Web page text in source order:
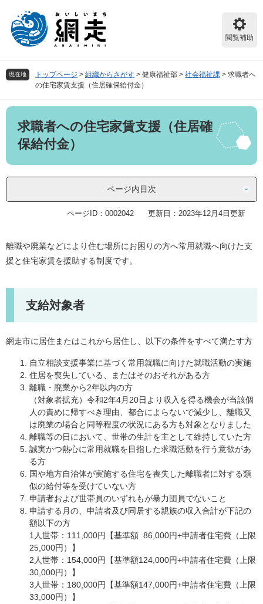
頭
で
飛
ば
閲覧補助
現在地 トップページ > 組織からさがす > 健康福祉部 > 社会福祉課 > 求職者へ
の住宅家賃支援（住居確保給付金）
本
求職者への住宅家賃支援（住居確
保給付金）
ページ内目次
ページID：0002042 更新日：2023年12月4日更新
離職や廃業などにより住む場所にお困りの方へ常用就職へ向けた支
援と住宅家賃を援助する制度です。
支給対象者
網走市に居住またはこれから居住し、以下の条件をすべて満たす方
自立相談支援事業に基づく常用就職に向けた就職活動の実施
住居を喪失している、またはそのおそれがある方
離職・廃業から2年以内の方
（対象者拡充）令和2年4月20日より収入を得る機会が当該個
人の責めに帰すべき理由、都合によらないで減少し、離職又
は廃業の場合と同等程度の状況にある方も対象となりました
離職等の日において、世帯の生計を主として維持していた方
誠実かつ熱心に常用就職を目指した求職活動を行う意欲があ
る方
国や地方自治体が実施する住宅を喪失した離職者に対する類
似の給付等を受けていない方
申請者および世帯員のいずれもが暴力団員でないこと
申請する月の、申請者及び同居する親族の収入合計が下記の
額以下の方
1人世帯：111,000円【基準額 86,000円+申請者住宅費（上限
25,000円）】
2人世帯：154,000円【基準額124,000円+申請者住宅費（上限
30,000円）】
3人世帯：180,000円【基準額147,000円+申請者住宅費（上限
33,000円）】